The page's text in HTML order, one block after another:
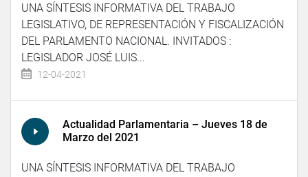
UNA SÍNTESIS INFORMATIVA DEL TRABAJO
LEGISLATIVO, DE REPRESENTACIÓN Y FISCALIZACIÓN
DEL PARLAMENTO NACIONAL. INVITADOS :
LEGISLADOR JOSÉ LUIS...
12-04-2021
Actualidad Parlamentaria – Jueves 18 de
Marzo del 2021
UNA SÍNTESIS INFORMATIVA DEL TRABAJO